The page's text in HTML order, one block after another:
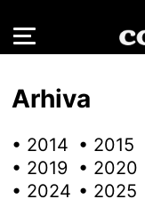
Arhiva
• 2014 • 2015
• 2019 • 2020
• 2024 • 2025